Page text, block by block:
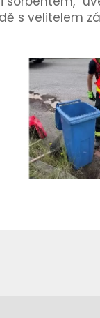
s velitelem